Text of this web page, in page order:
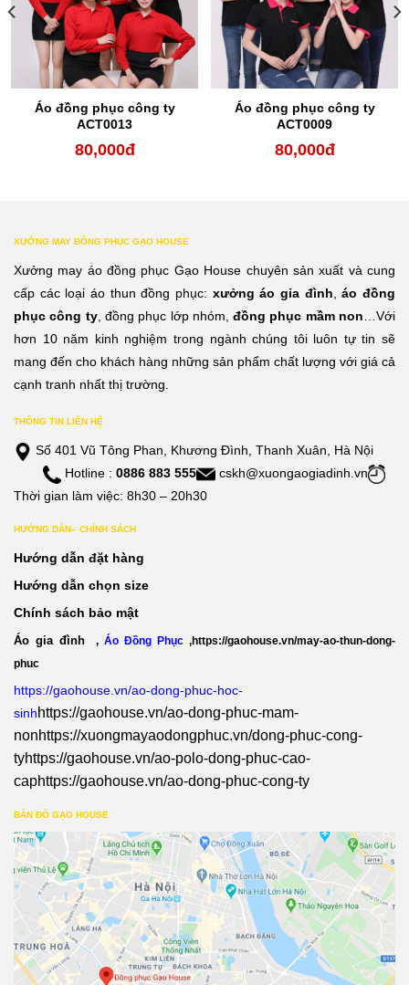
Áo đồng phục công ty
ACT0013
80,000đ
Áo đồng phục công ty
ACT0009
80,000đ
XƯỞNG MAY ĐỒNG PHỤC GẠO HOUSE
Xưởng may áo đồng phục Gạo House chuyên sản xuất và cung
cấp các loại áo thun đồng phục: xưởng áo gia đình ,áo đồng
phục công ty, đồng phục lớp nhóm,đồng phục mầm non …Với
hơn 10 năm kinh nghiệm trong ngành chúng tôi luôn tự tin sẽ
mang đến cho khách hàng những sản phẩm chất lượng với giá cả
cạnh tranh nhất thị trường.
THÔNG TIN LIÊN HỆ
Số 401 Vũ Tông Phan, Khương Đình, Thanh Xuân, Hà Nội
Hotline : 0886 883 555
cskh@xuongaogiadinh.vn
Thời gian làm việc: 8h30 – 20h30
HƯỚNG DẪN– CHÍNH SÁCH
Hướng dẫn đặt hàng
Hướng dẫn chọn size
Chính sách bảo mật
Áo gia đình , Áo Đồng Phục ,https://gaohouse.vn/may-ao-thun-dong-
phuc
https://gaohouse.vn/ao-dong-phuc-hoc-
sinhhttps://gaohouse.vn/ao-dong-phuc-mam-
nonhttps://xuongmayaodongphuc.vn/dong-phuc-cong-
tyhttps://gaohouse.vn/ao-polo-dong-phuc-cao-
caphttps://gaohouse.vn/ao-dong-phuc-cong-ty
BẢN ĐỒ GẠO HOUSE